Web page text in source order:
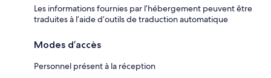
Les informations fournies par l’hébergement peuvent être
traduites à l’aide d’outils de traduction automatique
Modes d’accès
Personnel présent à la réception